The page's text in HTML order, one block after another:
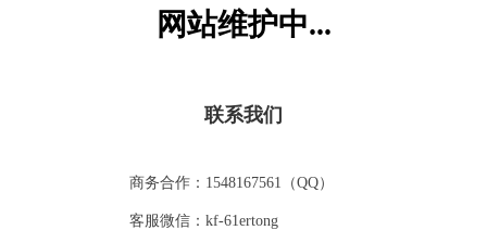
网站维护中...
联系我们
商务合作：1548167561（QQ）
客服微信：kf-61ertong